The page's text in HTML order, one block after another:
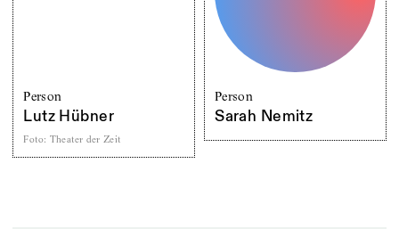
Person
Lutz Hübner
Foto: Theater der Zeit
Person
Sarah Nemitz